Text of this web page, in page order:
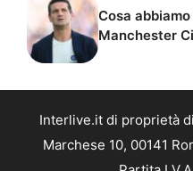
Cosa
Manchester
Interlive.it di proprietà
Marchese 10, 00141